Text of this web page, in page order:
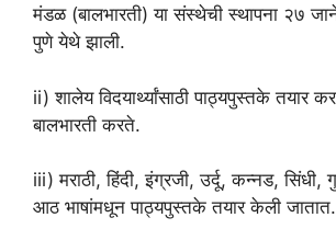
मंडळ (बालभारती) या संस्थेची स्थापना २७
पुणे येथे झाली.
ii) शालेय विदयार्थ्यांसाठी पाठ्यपुस्तके तयार
बालभारती करते.
iii) मराठी, हिंदी, इंग्रजी, उर्दू, कन्नड, सिंधी,
आठ भाषांमधून पाठ्यपुस्तके तयार केली जातात.